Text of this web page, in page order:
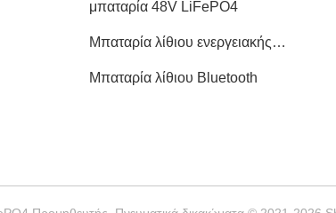
μπαταρία 48V LiFePO4
Μπαταρία λίθιου ενεργειακής
Μπαταρία λίθιου Bluetooth